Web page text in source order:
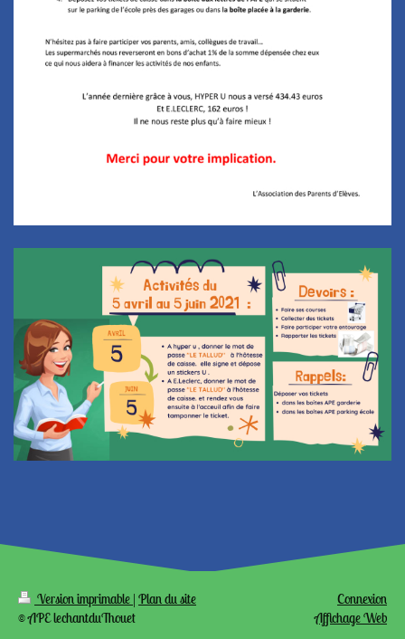
Version imprimable | Plan du site
© APE lechantduThouet
Connexion
Affichage Web